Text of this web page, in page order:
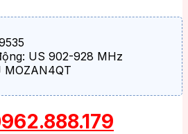
US 902-928 MHz
MOZAN4QT